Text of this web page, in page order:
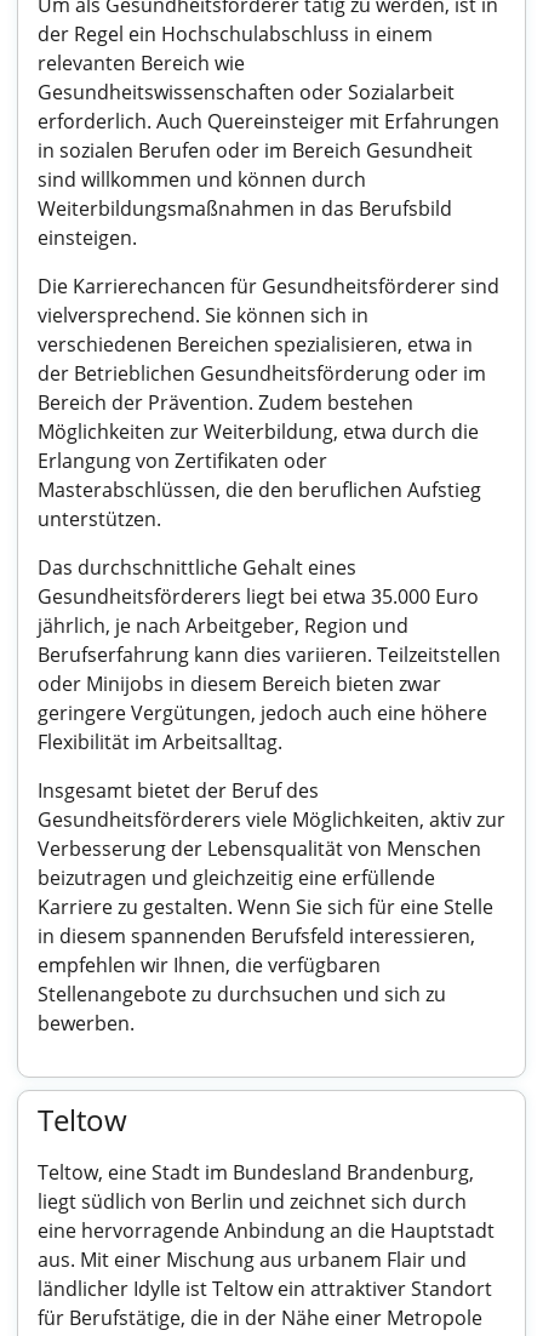
der Regel ein Hochschulabschluss in einem
relevanten Bereich wie
Gesundheitswissenschaften oder Sozialarbeit
erforderlich. Auch Quereinsteiger mit Erfahrungen
in sozialen Berufen oder im Bereich Gesundheit
sind willkommen und können durch
Weiterbildungsmaßnahmen in das Berufsbild
einsteigen.
Die Karrierechancen für Gesundheitsförderer sind
vielversprechend. Sie können sich in
verschiedenen Bereichen spezialisieren, etwa in
der Betrieblichen Gesundheitsförderung oder im
Bereich der Prävention. Zudem bestehen
Möglichkeiten zur Weiterbildung, etwa durch die
Erlangung von Zertifikaten oder
Masterabschlüssen, die den beruflichen Aufstieg
unterstützen.
Das durchschnittliche Gehalt eines
Gesundheitsförderers liegt bei etwa 35.000 Euro
jährlich, je nach Arbeitgeber, Region und
Berufserfahrung kann dies variieren. Teilzeitstellen
oder Minijobs in diesem Bereich bieten zwar
geringere Vergütungen, jedoch auch eine höhere
Flexibilität im Arbeitsalltag.
Insgesamt bietet der Beruf des
Gesundheitsförderers viele Möglichkeiten, aktiv zur
Verbesserung der Lebensqualität von Menschen
beizutragen und gleichzeitig eine erfüllende
Karriere zu gestalten. Wenn Sie sich für eine Stelle
in diesem spannenden Berufsfeld interessieren,
empfehlen wir Ihnen, die verfügbaren
Stellenangebote zu durchsuchen und sich zu
bewerben.
Teltow
Teltow, eine Stadt im Bundesland Brandenburg,
liegt südlich von Berlin und zeichnet sich durch
eine hervorragende Anbindung an die Hauptstadt
aus. Mit einer Mischung aus urbanem Flair und
ländlicher Idylle ist Teltow ein attraktiver Standort
für Berufstätige, die in der Nähe einer Metropole